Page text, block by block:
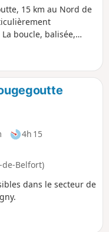
15 km au Nord de
boucle, balisée,
un beau dénivelé.
4h 15
Belfort)
dans le secteur de